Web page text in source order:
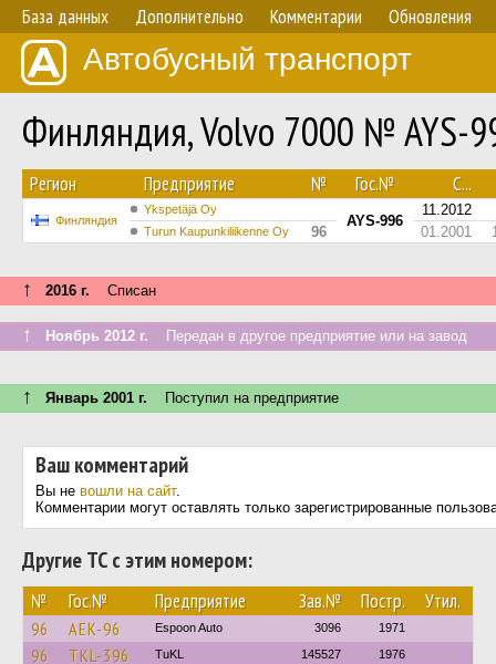
База данных Дополнительно Комментарии Обновления
Автобусный транспорт
Финляндия, Volvo 7000 № AYS-
Регион Предприятие № Гос.№ С...
Финляндия
Ykspetäjä Oy
AYS-996
11.2012
Turun Kaupunkiliikenne Oy 96 01.2001
↑ 2016 г. Списан
↑ Ноябрь 2012 г. Передан в другое предприятие или на завод
↑ Январь 2001 г. Поступил на предприятие
Ваш комментарий
Вы не вошли на сайт.
Комментарии могут оставлять только зарегистрированные
Другие ТС с этим номером:
№ Гос.№ Предприятие Зав.№ Постр. Утил.
96 AEK-96 Espoon Auto 3096 1971
96 TKL-396 TuKL 145527 1976